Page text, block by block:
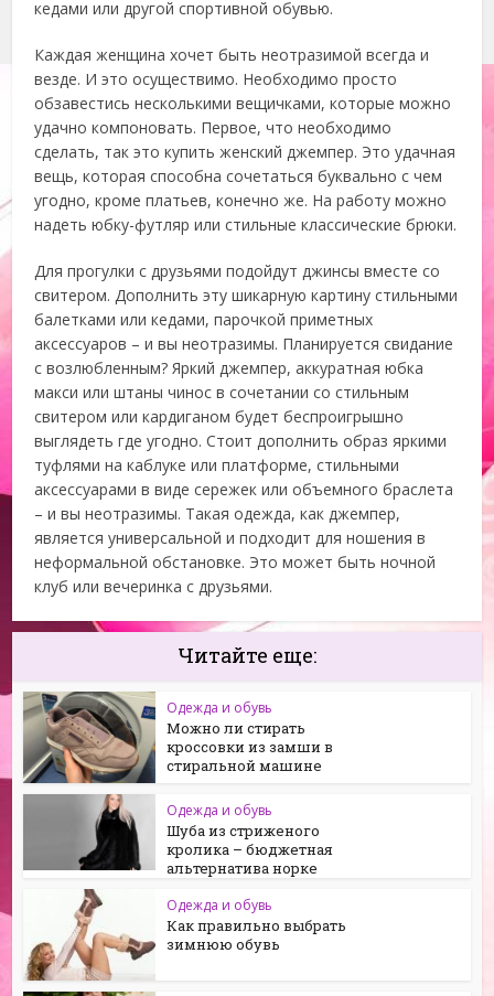
кедами или другой спортивной обувью.
Каждая женщина хочет быть неотразимой всегда и
везде. И это осуществимо. Необходимо просто
обзавестись несколькими вещичками, которые можно
удачно компоновать. Первое, что необходимо
сделать, так это купить женский джемпер. Это удачная
вещь, которая способна сочетаться буквально с чем
угодно, кроме платьев, конечно же. На работу можно
надеть юбку-футляр или стильные классические брюки.
Для прогулки с друзьями подойдут джинсы вместе со
свитером. Дополнить эту шикарную картину стильными
балетками или кедами, парочкой приметных
аксессуаров – и вы неотразимы. Планируется свидание
с возлюбленным? Яркий джемпер, аккуратная юбка
макси или штаны чинос в сочетании со стильным
свитером или кардиганом будет беспроигрышно
выглядеть где угодно. Стоит дополнить образ яркими
туфлями на каблуке или платформе, стильными
аксессуарами в виде сережек или объемного браслета
– и вы неотразимы. Такая одежда, как джемпер,
является универсальной и подходит для ношения в
неформальной обстановке. Это может быть ночной
клуб или вечеринка с друзьями.
Читайте еще:
Одежда и обувь
Можно ли стирать
кроссовки из замши в
стиральной машине
Одежда и обувь
Шуба из стриженого
кролика – бюджетная
альтернатива норке
Одежда и обувь
Как правильно выбрать
зимнюю обувь